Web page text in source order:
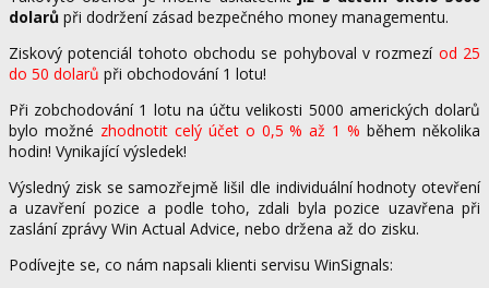
dolarů při dodržení zásad bezpečného money managementu.
Ziskový potenciál tohoto obchodu se pohyboval v rozmezí od 25
do 50 dolarů při obchodování 1 lotu!
Při zobchodování 1 lotu na účtu velikosti 5000 amerických dolarů
bylo možné zhodnotit celý účet o 0,5 % až 1 % během několika
hodin! Vynikající výsledek!
Výsledný zisk se samozřejmě lišil dle individuální hodnoty otevření
a uzavření pozice a podle toho, zdali byla pozice uzavřena při
zaslání zprávy Win Actual Advice, nebo držena až do zisku.
Podívejte se, co nám napsali klienti servisu WinSignals: